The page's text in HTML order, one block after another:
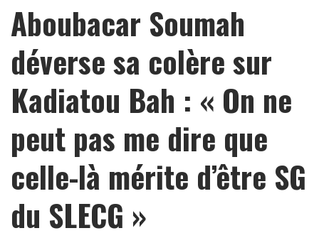
Aboubacar Soumah
déverse sa colère sur
Kadiatou Bah : « On ne
peut pas me dire que
celle-là mérite d’être SG
du SLECG »